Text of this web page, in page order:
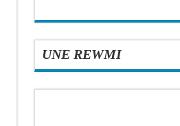
UNE REWMI